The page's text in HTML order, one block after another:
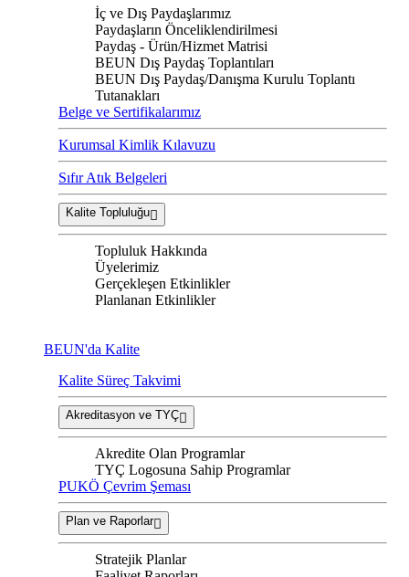
İç ve Dış Paydaşlarımız
Paydaşların Önceliklendirilmesi
Paydaş - Ürün/Hizmet Matrisi
BEUN Dış Paydaş Toplantıları
BEUN Dış Paydaş/Danışma Kurulu Toplantı
Tutanakları
Belge ve Sertifikalarımız
Kurumsal Kimlik Kılavuzu
Sıfır Atık Belgeleri
Kalite Topluluğu
Topluluk Hakkında
Üyelerimiz
Gerçekleşen Etkinlikler
Planlanan Etkinlikler
BEUN'da Kalite
Kalite Süreç Takvimi
Akreditasyon ve TYÇ
Akredite Olan Programlar
TYÇ Logosuna Sahip Programlar
PUKÖ Çevrim Şeması
Plan ve Raporlar
Stratejik Planlar